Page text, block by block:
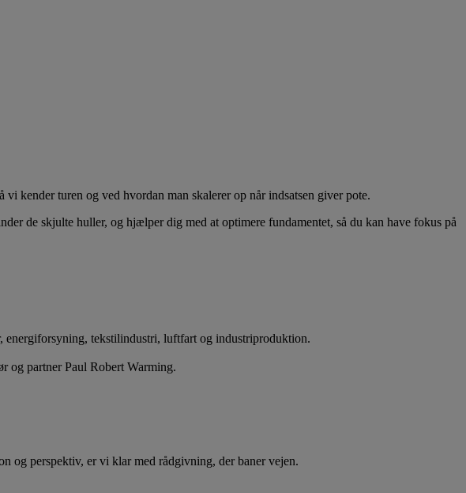
kender turen og ved hvordan man skalerer op når indsatsen giver pote.
de skjulte huller, og hjælper dig med at optimere fundamentet, så du kan have fokus på
tekstilindustri, luftfart og industriproduktion.
og partner Paul Robert Warming.
og perspektiv, er vi klar med rådgivning, der baner vejen.